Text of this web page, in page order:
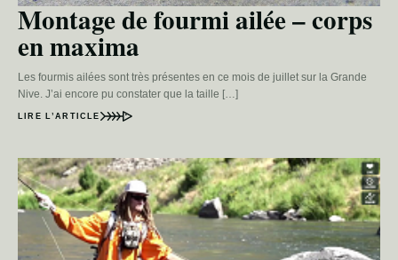
Montage de fourmi ailée – corps
en maxima
Les fourmis ailées sont très présentes en ce mois de juillet sur la Grande
Nive. J’ai encore pu constater que la taille […]
LIRE L’ARTICLE